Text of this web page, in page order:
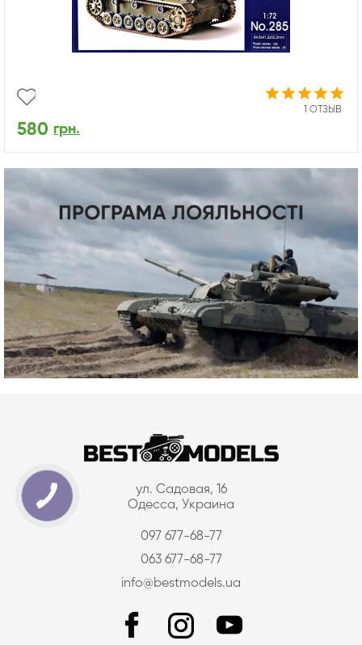
1 ОТЗЫВ
580 грн.
ул. Садовая, 16
Одесса, Украина
097 677-68-77
063 677-68-77
info@bestmodels.ua